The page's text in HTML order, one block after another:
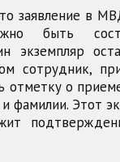
заявление в
быть
экземпляр
сотрудник,
отметку о
фамилии. Этот